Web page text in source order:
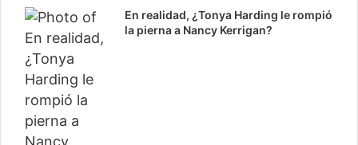
En realidad, ¿Tonya Harding le rompió
la pierna a Nancy Kerrigan?